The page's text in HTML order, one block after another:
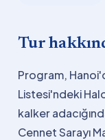
Tur
Program,
Listesi'ndeki
kalker
Cennet Sarayı